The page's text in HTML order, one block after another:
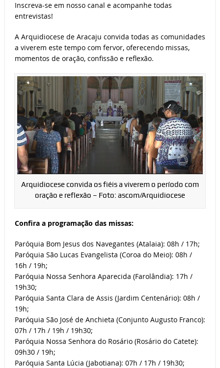
Inscreva-se em nosso canal e acompanhe todas
entrevistas!
A Arquidiocese de Aracaju convida todas as comunidades
a viverem este tempo com fervor, oferecendo missas,
momentos de oração, confissão e reflexão.
Arquidiocese convida os fiéis a viverem o período com
oração e reflexão – Foto: ascom/Arquidiocese
Confira a programação das missas:
Paróquia Bom Jesus dos Navegantes (Atalaia): 08h / 17h;
Paróquia São Lucas Evangelista (Coroa do Meio): 08h /
16h / 19h;
Paróquia Nossa Senhora Aparecida (Farolândia): 17h /
19h30;
Paróquia Santa Clara de Assis (Jardim Centenário): 08h /
19h;
Paróquia São José de Anchieta (Conjunto Augusto Franco):
07h / 17h / 19h / 19h30;
Paróquia Nossa Senhora do Rosário (Rosário do Catete):
09h30 / 19h;
Paróquia Santa Lúcia (Jabotiana): 07h / 17h / 19h30;